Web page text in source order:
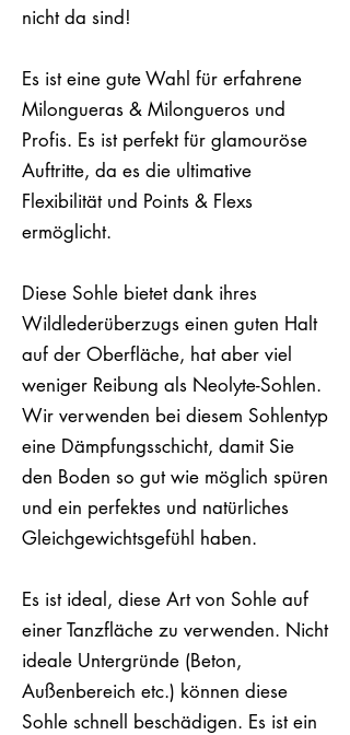
nicht da sind!
Es ist eine gute Wahl für erfahrene
Milongueras & Milongueros und
Profis. Es ist perfekt für glamouröse
Auftritte, da es die ultimative
Flexibilität und Points & Flexs
ermöglicht.
Diese Sohle bietet dank ihres
Wildlederüberzugs einen guten Halt
auf der Oberfläche, hat aber viel
weniger Reibung als Neolyte-Sohlen.
Wir verwenden bei diesem Sohlentyp
eine Dämpfungsschicht, damit Sie
den Boden so gut wie möglich spüren
und ein perfektes und natürliches
Gleichgewichtsgefühl haben.
Es ist ideal, diese Art von Sohle auf
einer Tanzfläche zu verwenden. Nicht
ideale Untergründe (Beton,
Außenbereich etc.) können diese
Sohle schnell beschädigen. Es ist ein